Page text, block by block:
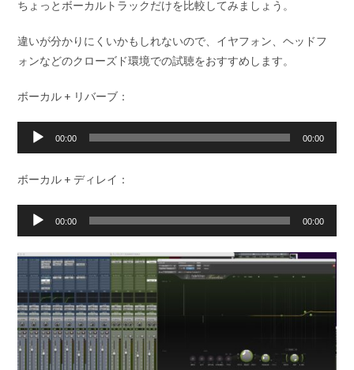
ちょっとボーカルトラックだけを比較してみましょう。
違いが分かりにくいかもしれないので、イヤフォン、ヘッドフ
ォンなどのクローズド環境での試聴をおすすめします。
ボーカル + リバーブ：
声
ー
00:00 00:00
ボーカル + ディレイ：
声
プ
レ
ー
ヤ
ー
00:00 00:00